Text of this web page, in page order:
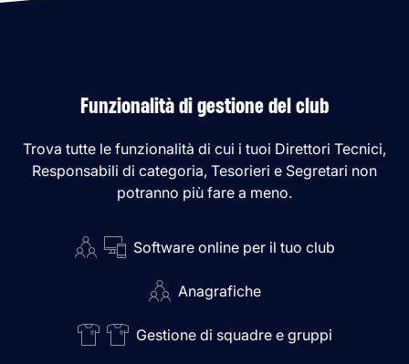
Funzionalità di gestione del club
Trova tutte le funzionalità di cui i tuoi Direttori Tecnici,
Responsabili di categoria, Tesorieri e Segretari non
potranno più fare a meno.
Software online per il tuo club
Anagrafiche
Gestione di squadre e gruppi